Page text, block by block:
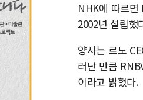
NHK에 따르면
2002년 설립했
양사는 르노
러난 만큼
이라고 밝혔다.